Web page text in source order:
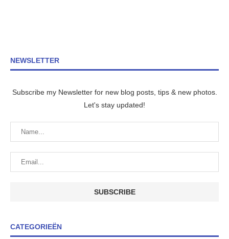
NEWSLETTER
Subscribe my Newsletter for new blog posts, tips & new photos.
Let's stay updated!
CATEGORIEËN